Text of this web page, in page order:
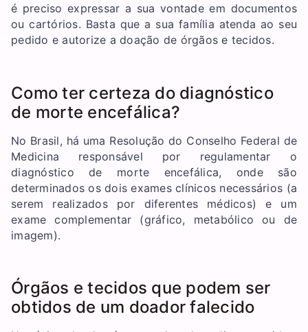
é preciso expressar a sua vontade em documentos
ou cartórios. Basta que a sua família atenda ao seu
pedido e autorize a doação de órgãos e tecidos.
Como ter certeza do diagnóstico
de morte encefálica?
No Brasil, há uma Resolução do Conselho Federal de
Medicina responsável por regulamentar o
diagnóstico de morte encefálica, onde são
determinados os dois exames clínicos necessários (a
serem realizados por diferentes médicos) e um
exame complementar (gráfico, metabólico ou de
imagem).
Órgãos e tecidos que podem ser
obtidos de um doador falecido